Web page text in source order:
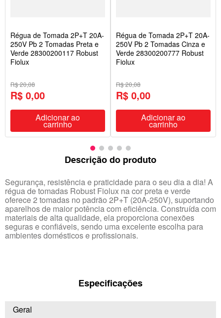
Régua de Tomada 2P+T 20A-
250V Pb 2 Tomadas Preta e
Verde 28300200117 Robust
Fiolux
R$ 20,08
R$ 0,00
Adicionar ao
carrinho
Régua de Tomada 2P+T 20A-
250V Pb 2 Tomadas Cinza e
Verde 28300200777 Robust
Fiolux
R$ 20,08
R$ 0,00
Adicionar ao
carrinho
Descrição do produto
Segurança, resistência e praticidade para o seu dia a dia! A
régua de tomadas Robust Fiolux na cor preta e verde
oferece 2 tomadas no padrão 2P+T (20A-250V), suportando
aparelhos de maior potência com eficiência. Construída com
materiais de alta qualidade, ela proporciona conexões
seguras e confiáveis, sendo uma excelente escolha para
ambientes domésticos e profissionais.
Especificações
Geral